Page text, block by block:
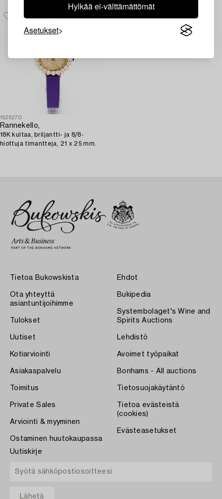
Hylkää ei-välttämättömät
Asetukset
1626270
Rannekello,
18K kultaa, briljantti- ja 8/8-
hiottuja timantteja, 21 x 25 mm.
Tietoa Bukowskista
Ota yhteyttä
asiantuntijoihimme
Tulokset
Uutiset
Kotiarviointi
Asiakaspalvelu
Toimitus
Private Sales
Arviointi & myyminen
Ostaminen huutokaupassa
Ehdot
Bukipedia
Systembolaget's Wine and
Spirits Auctions
Lehdistö
Avoimet työpaikat
Bonhams - All auctions
Tietosuojakäytäntö
Tietoa evästeistä
(cookies)
Evästeasetukset
Uutiskirje